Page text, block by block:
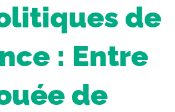
de
: Entre
de